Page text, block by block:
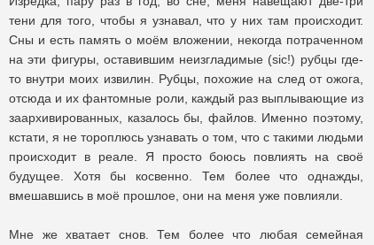
тени для того, чтобы я узнавал, что у них там происходит.
Сны и есть память о моём вложении, некогда потраченном
на эти фигуры, оставившим неизгладимые (sic!) рубцы где-
то внутри моих извилин. Рубцы, похожие на след от ожога,
отсюда и их фантомные роли, каждый раз выплывающие из
заархивированных, казалось бы, файлов. Именно поэтому,
кстати, я не тороплюсь узнавать о том, что с такими людьми
происходит в реале. Я просто боюсь повлиять на своё
будущее. Хотя бы косвенно. Тем более что однажды,
вмешавшись в моё прошлое, они на меня уже повлияли.
Мне же хватает снов. Тем более что любая семейная